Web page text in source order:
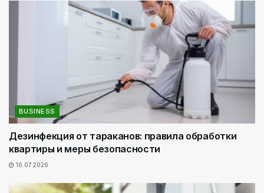
BUSINESS
Дезинфекция от тараканов: правила обработки
квартиры и меры безопасности
16.07.2026